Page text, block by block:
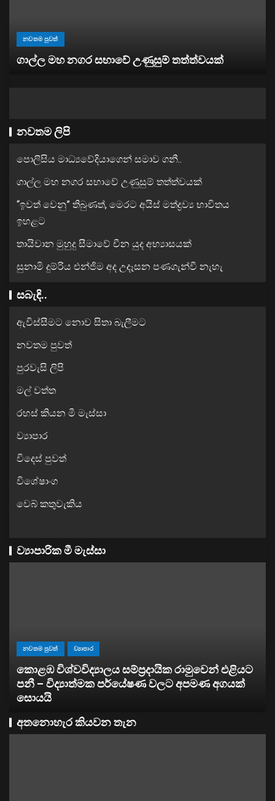
උණුසුම් තත්ත්වයක්
ඉහළට
නවතම ලිපි
පොලිසිය මාධ්‍යවේදියාගෙන් සමාව ගනී..
ගාල්ල මහ නගර සභාවේ උණුසුම් තත්ත්වයක්
“ඉවත් වෙනු” තිබුණත්, මෙරට අයිස් මත්ද්‍රව්‍ය භාවිතය
ඉහළට
තායිවාන මුහුදු සීමාවේ චීන යුද අභ්‍යාසයක්
සුනාමි දුම්රිය එන්ජිම අද උදෑසන පණගැන්වී නැහැ
සබැඳි..
ඇවිස්සීමට නොව සිතා බැලීමට
නවතම පුවත්
පුරවැසි ලිපි
මල් වත්ත
රහස් කියන මී මැස්සා
ව්‍යාපාර
විදෙස් පුවත්
විශේෂාංග
වෙබ් කතුවැකිය
ව්‍යාපාරික මී මැස්සා
ව්‍යාපාර
විශ්වවිද්‍යාලය සම්ප්‍රදායික රාමුවෙන් එළියට
විද්‍යාත්මක පර්යේෂණ වලට අපමණ අගයක්
ව්‍යාපාර
අතනොහැර කියවන තැන